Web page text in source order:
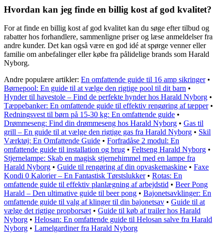
Hvordan kan jeg finde en billig kost af god kvalitet?
For at finde en billig kost af god kvalitet kan du søge efter tilbud og
rabatter hos forhandlere, sammenligne priser og læse anmeldelser fra
andre kunder. Det kan også være en god idé at spørge venner eller
familie om anbefalinger eller købe fra pålidelige brands som Harald
Nyborg.
Andre populære artikler: En omfattende guide til 16 amp sikringer•
Børnepool: En guide til at vælge den rigtige pool til dit barn •
Hynder til havestole – Find de perfekte hynder hos Harald Nyborg •
Tæppebanker: En omfattende guide til effektiv rengøring af tæpper•
Redningsvest til børn på 15-30 kg: En omfattende guide •
Drømmeseng: Find din drømmeseng hos Harald Nyborg • Gas til
grill – En guide til at vælge den rigtige gas fra Harald Nyborg • Skil
Værktøj: En Omfattende Guide • Forfradåse 2 modul: En
omfattende guide til installation og brug • Feltseng Harald Nyborg •
Stjernelampe: Skab en magisk stjernehimmel med en lampe fra
Harald Nyborg • Guide til rengøring af din opvaskemaskine • Faxe
Kondi 0 Kalorier – En Fantastisk Tørstslukker• Rotas: En
omfattende guide til effektiv planlægning af arbejdstid • Beer Pong
Harald – Den ultimative guide til beer pong • Bajonetsavklinger: En
omfattende guide til valg af klinger til din bajonetsav • Guide til at
vælge det rigtige propborsæt• Guide til køb af trailer hos Harald
Nyborg • Helosan: En omfattende guide til Helosan salve fra Harald
Nyborg • Lamelgardiner fra Harald Nyborg